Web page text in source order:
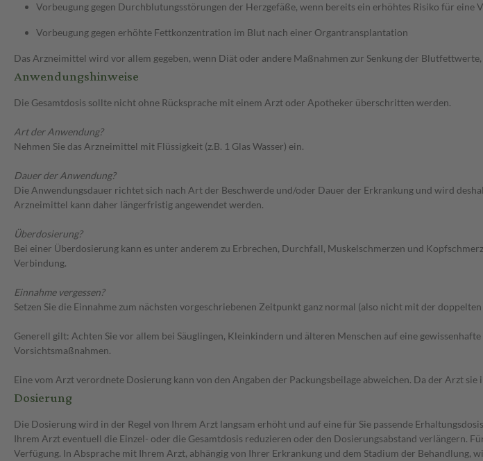
Vorbeugung gegen Durchblutungsstörungen der Herzgefäße, wenn bereits ein erhöhtes Risiko für eine
Vorbeugung gegen erhöhte Fettkonzentration im Blut nach einer Organtransplantation
Das Arzneimittel wird vor allem gegeben, wenn Diät oder andere Maßnahmen zur Senkung der
Anwendungshinweise
Die Gesamtdosis sollte nicht ohne Rücksprache mit einem Arzt oder Apotheker überschritten werden.
Art der Anwendung?
Nehmen Sie das Arzneimittel mit Flüssigkeit (z.B. 1 Glas Wasser) ein.
Dauer der Anwendung?
Die Anwendungsdauer richtet sich nach Art der Beschwerde und/oder Dauer der Erkrankung und wird
Arzneimittel kann daher längerfristig angewendet werden.
Überdosierung?
Bei einer Überdosierung kann es unter anderem zu Erbrechen, Durchfall, Muskelschmerzen und
Verbindung.
Einnahme vergessen?
Setzen Sie die Einnahme zum nächsten vorgeschriebenen Zeitpunkt ganz normal (also nicht mit der
Generell gilt: Achten Sie vor allem bei Säuglingen, Kleinkindern und älteren Menschen auf eine
Vorsichtsmaßnahmen.
Eine vom Arzt verordnete Dosierung kann von den Angaben der Packungsbeilage abweichen. Da der Arzt
Dosierung
Die Dosierung wird in der Regel von Ihrem Arzt langsam erhöht und auf eine für Sie passende
Ihrem Arzt eventuell die Einzel- oder die Gesamtdosis reduzieren oder den Dosierungsabstand
Verfügung. In Absprache mit Ihrem Arzt, abhängig von Ihrer Erkrankung und dem Stadium der Behandlung,